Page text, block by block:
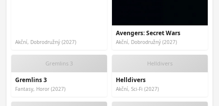
Akční, Dobrodružný (2027)
Avengers: Secret Wars
Akční, Dobrodružný (2027)
Gremlins 3
Gremlins 3
Fantasy, Horor (2027)
Helldivers
Helldivers
Akční, Sci-Fi (2027)